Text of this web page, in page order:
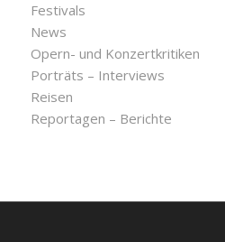
Festivals
News
Opern- und Konzertkritiken
Porträts – Interviews
Reisen
Reportagen – Berichte